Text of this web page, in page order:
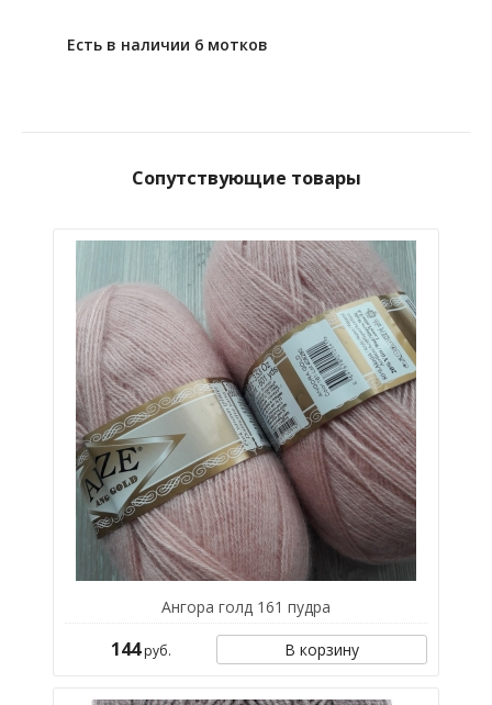
Есть в наличии 6 мотков
Сопутствующие товары
Ангора голд 161 пудра
144руб. В корзину